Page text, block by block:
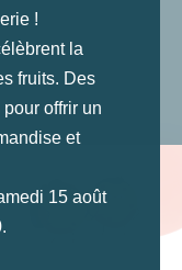
!
la
fruits. Des
offrir un
et
15 août